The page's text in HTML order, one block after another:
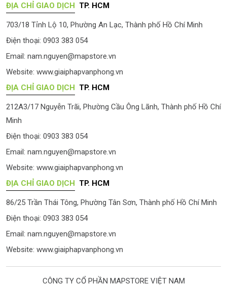
ĐỊA CHỈ GIAO DỊCH TP. HCM
703/18 Tỉnh Lộ 10, Phường An Lạc, Thành phố Hồ Chí Minh
Điện thoại: 0903 383 054
Email: nam.nguyen@mapstore.vn
Website: www.giaiphapvanphong.vn
ĐỊA CHỈ GIAO DỊCH TP. HCM
212A3/17 Nguyễn Trãi, Phường Cầu Ông Lãnh, Thành phố Hồ Chí
Minh
Điện thoại: 0903 383 054
Email: nam.nguyen@mapstore.vn
Website: www.giaiphapvanphong.vn
ĐỊA CHỈ GIAO DỊCH TP. HCM
86/25 Trần Thái Tông, Phường Tân Sơn, Thành phố Hồ Chí Minh
Điện thoại: 0903 383 054
Email: nam.nguyen@mapstore.vn
Website: www.giaiphapvanphong.vn
CÔNG TY CỔ PHẦN MAPSTORE VIỆT NAM